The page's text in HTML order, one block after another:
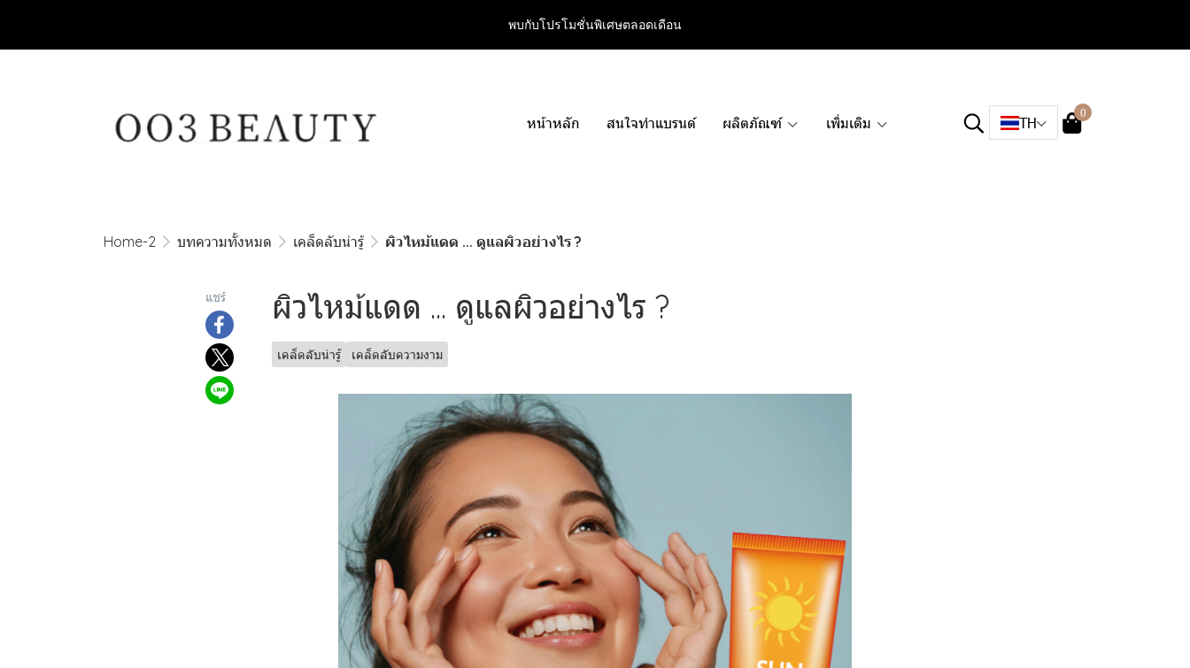
พบกับโปรโมชั่นพิเศษตลอดเดือน
หน้าหลัก สนใจทำแบรนด์ ผลิตภัณฑ์ เพิ่มเติม TH
0
Home-2 บทความทั้งหมด เคล็ดลับน่ารู้ ผิวไหม้แดด ... ดูแลผิวอย่างไร ?
แชร์ ผิวไหม้แดด ... ดูแลผิวอย่างไร ?
เคล็ดลับน่ารู้ เคล็ดลับความงาม